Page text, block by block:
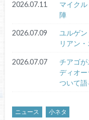
2026.07.11
マイク
陣
2026.07.09
ユルゲ
リアン
2026.07.07
チアゴ
ディオ
ついて語
ニュース
小ネタ